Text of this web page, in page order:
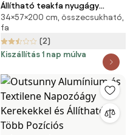
Állítható teakfa nyugágy
kerekekkel összecsukható 200
cm
34×57×200 cm, összecsukható,
fa
(2)
Kiszállítás 1 nap múlva